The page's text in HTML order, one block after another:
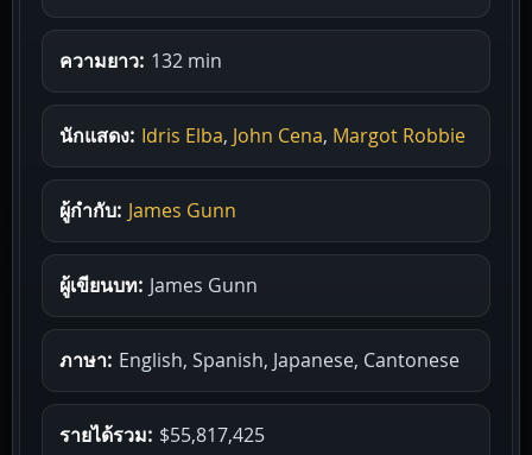
ความยาว: 132 min
นักแสดง: Idris Elba, John Cena, Margot Robbie
ผู้กำกับ: James Gunn
ผู้เขียนบท: James Gunn
ภาษา: English, Spanish, Japanese, Cantonese
รายได้รวม: $55,817,425